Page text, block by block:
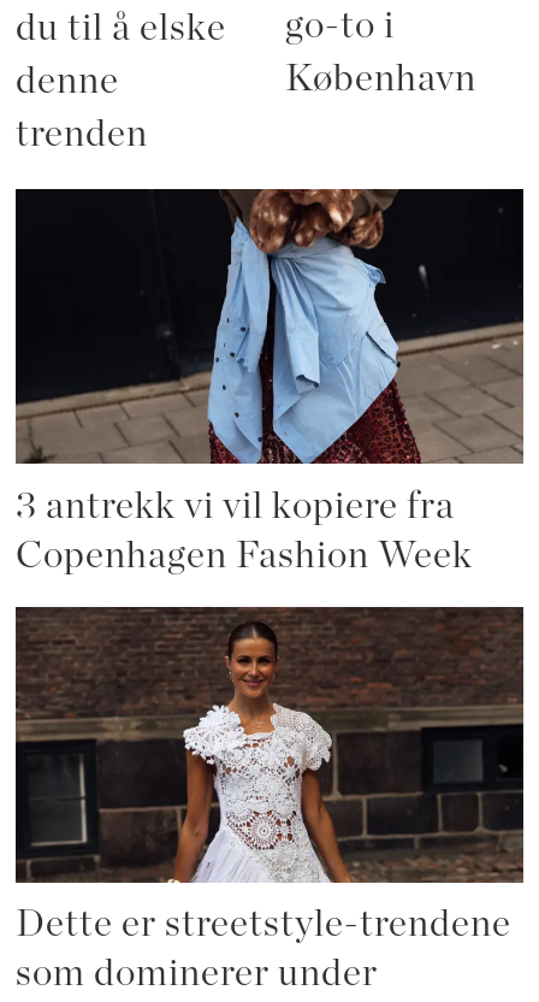
du til å elske
denne
trenden
go-to i
København
3 antrekk vi vil kopiere fra
Copenhagen Fashion Week
Dette er streetstyle-trendene
som dominerer under